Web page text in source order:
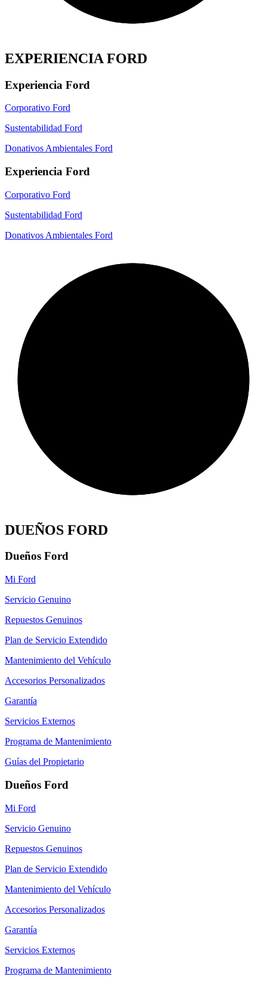
EXPERIENCIA FORD
Experiencia Ford
Corporativo Ford
Sustentabilidad Ford
Donativos Ambientales Ford
Experiencia Ford
Corporativo Ford
Sustentabilidad Ford
Donativos Ambientales Ford
DUEÑOS FORD
Dueños Ford
Mi Ford
Servicio Genuino
Repuestos Genuinos
Plan de Servicio Extendido
Mantenimiento del Vehículo
Accesorios Personalizados
Garantía
Servicios Externos
Programa de Mantenimiento
Guías del Propietario
Dueños Ford
Mi Ford
Servicio Genuino
Repuestos Genuinos
Plan de Servicio Extendido
Mantenimiento del Vehículo
Accesorios Personalizados
Garantía
Servicios Externos
Programa de Mantenimiento